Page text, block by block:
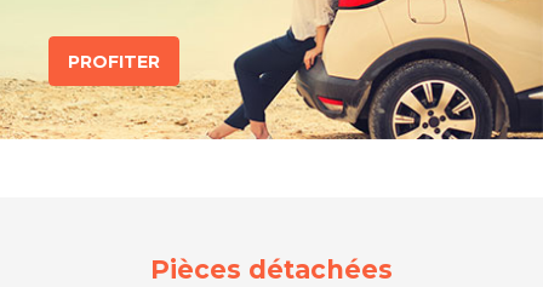
PROFITER
Pièces détachées